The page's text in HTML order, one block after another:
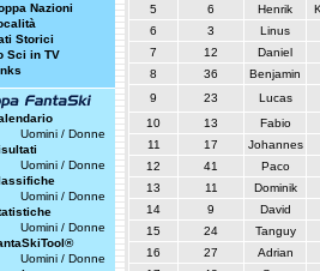
Nazioni
Storici
Sci in TV
Uomini / Donne
Uomini / Donne
Uomini / Donne
Uomini / Donne
Uomini / Donne
5
6 Henrik
6
3 Linus
7
12 Daniel
8
36 Benjamin
9
23 Lucas
10
13 Fabio
11
17 Johannes
12
41 Paco
13
11 Dominik
14
9 David
15
24 Tanguy
16
27 Adrian